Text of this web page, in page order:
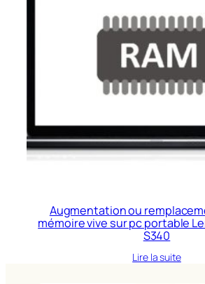
Augmentation ou
mémoire vive sur pc portable
S340
Lire la suite